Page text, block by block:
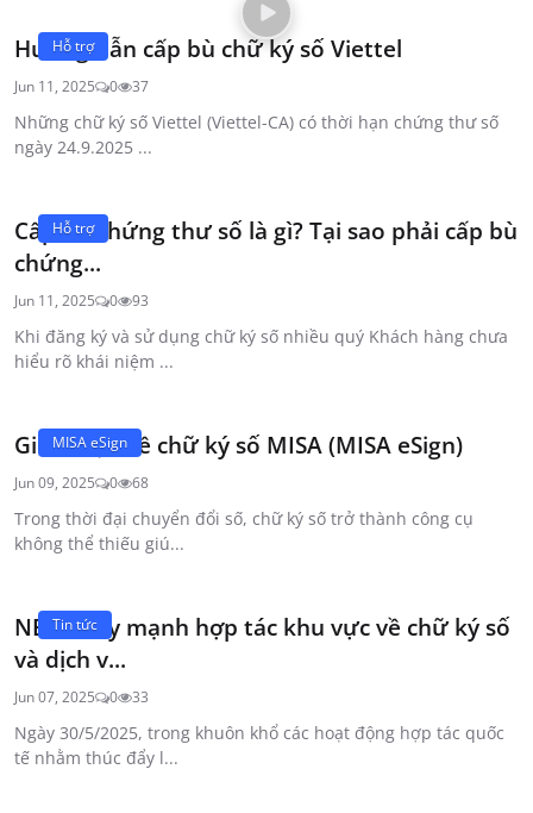
Hỗ trợ
Hướng dẫn cấp bù chữ ký số Viettel
Jun 11, 2025 0 37
Những chữ ký số Viettel (Viettel-CA) có thời hạn chứng thư số
ngày 24.9.2025 ...
Hỗ trợ
Cấp bù chứng thư số là gì? Tại sao phải cấp bù
chứng...
Jun 11, 2025 0 93
Khi đăng ký và sử dụng chữ ký số nhiều quý Khách hàng chưa
hiểu rõ khái niệm ...
MISA eSign
Giới thiệu về chữ ký số MISA (MISA eSign)
Jun 09, 2025 0 68
Trong thời đại chuyển đổi số, chữ ký số trở thành công cụ
không thể thiếu giú...
Tin tức
NEAC đẩy mạnh hợp tác khu vực về chữ ký số
và dịch v...
Jun 07, 2025 0 33
Ngày 30/5/2025, trong khuôn khổ các hoạt động hợp tác quốc
tế nhằm thúc đẩy l...